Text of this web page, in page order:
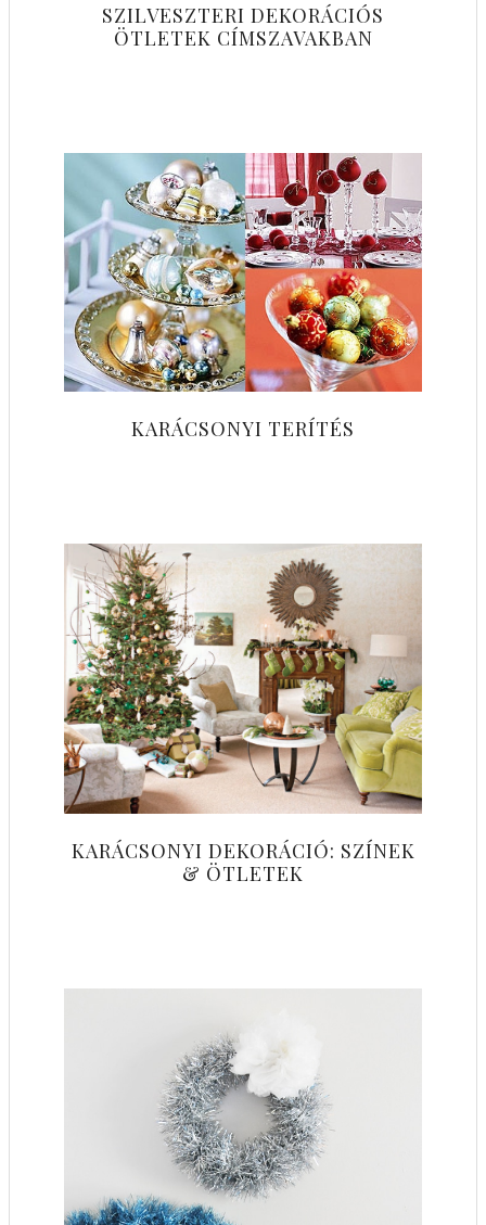
SZILVESZTERI DEKORÁCIÓS
ÖTLETEK CÍMSZAVAKBAN
KARÁCSONYI TERÍTÉS
KARÁCSONYI DEKORÁCIÓ: SZÍNEK
& ÖTLETEK